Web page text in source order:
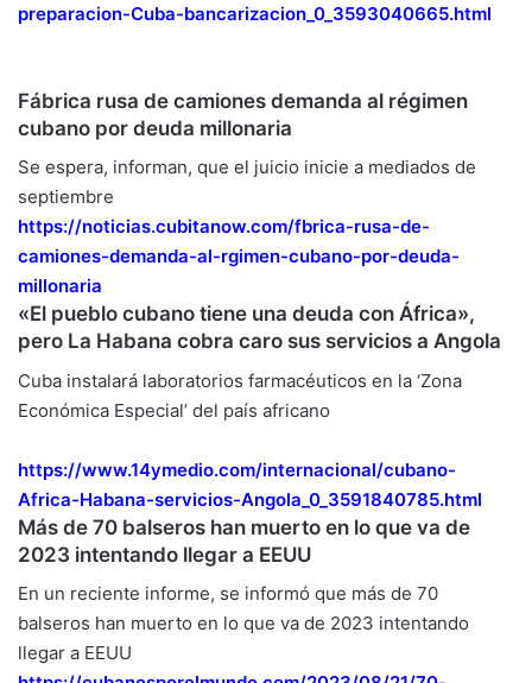
preparacion-Cuba-bancarizacion_0_ 3593040665.html
Fábrica rusa de camiones demanda al régimen
cubano por deuda millonaria
Se espera, informan, que el juicio inicie a mediados de
septiembre
https://noticias.cubitanow.com/fbrica-rusa-de-
camiones-demanda-al-rgimen-cubano-por-deuda-
millonaria
«El pueblo cubano tiene una deuda con África»,
pero La Habana cobra caro sus servicios a Angola
Cuba instalará laboratorios farmacéuticos en la ‘Zona
Económica Especial’ del país africano
https://www.14ymedio.com/internacional/cubano-
Africa-Habana-servicios-Angola_0_ 3591840785.html
Más de 70 balseros han muerto en lo que va de
2023 intentando llegar a EEUU
En un reciente informe, se informó que más de 70
balseros han muerto en lo que va de 2023 intentando
llegar a EEUU